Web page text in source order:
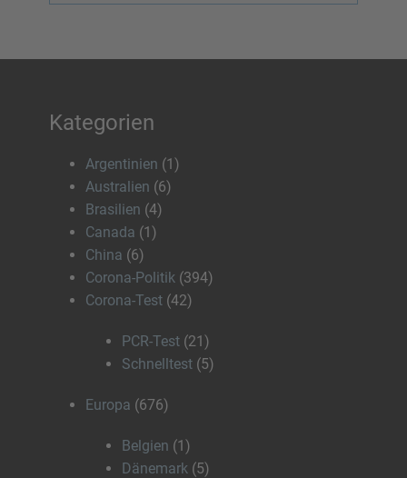
Kategorien
Argentinien (1)
Australien (6)
Brasilien (4)
Canada (1)
China (6)
Corona-Politik (394)
Corona-Test (42)
PCR-Test (21)
Schnelltest (5)
Europa (676)
Belgien (1)
Dänemark (5)